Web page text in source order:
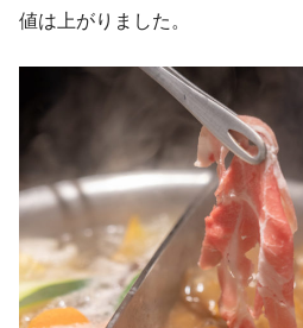
値は上がりました。